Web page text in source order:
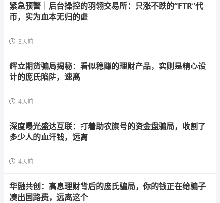
紧急预警｜后台操控的羽翎交易所：只涨不跌的“FTR”代
币，实为血本无归的虚
3天前
辉立期货骗局揭秘：看似稳赚的理财产品，实则是精心设
计的庞氏陷阱，速离
4天前
深度曝光盛达互联：打着助农旗号的资金盘骗局，收割了
多少人的血汗钱，远离
4天前
华融共创：高息理财背后的庞氏骗局，你的钱正在给骗子
凑出国路费，远离这个